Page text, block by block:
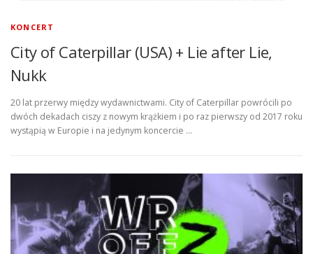
KONCERT
City of Caterpillar (USA) + Lie after Lie,
Nukk
20 lat przerwy między wydawnictwami. City of Caterpillar powrócili po
dwóch dekadach ciszy z nowym krążkiem i po raz pierwszy od 2017 roku
wystąpią w Europie i na jedynym koncercie …